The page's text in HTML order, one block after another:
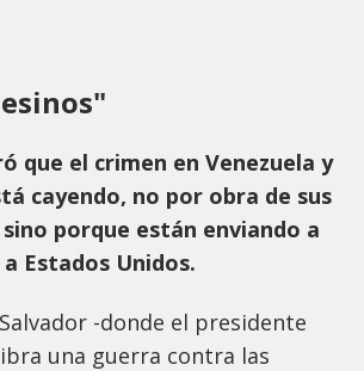
que el crimen en Venezuela y
cayendo, no por obra de sus
porque están enviando a
Estados Unidos.
-donde el presidente
una guerra contra las